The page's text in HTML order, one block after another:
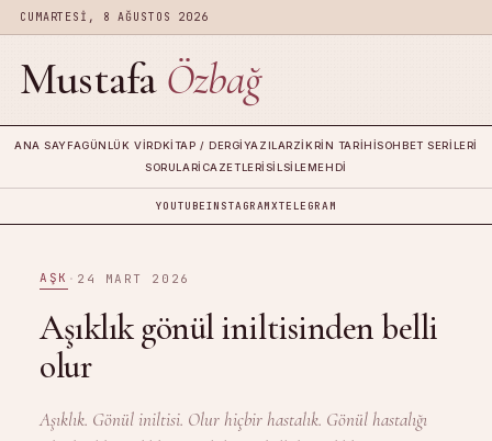
CUMARTESI, 8 AĞUSTOS 2026
Mustafa Özbağ
ANA SAYFAGÜNLÜK VIRDKITAP / DERGIYAZILARZIKRIN TARIHISOHBET SERILERI
SORULARİCAZETLERISILSILEMEHDI
YOUTUBEINSTAGRAMXTELEGRAM
AŞK · 24 MART 2026
Aşıklık gönül iniltisinden belli
olur
Aşıklık. Gönül iniltisi. Olur hiçbir hastalık. Gönül hastalığı